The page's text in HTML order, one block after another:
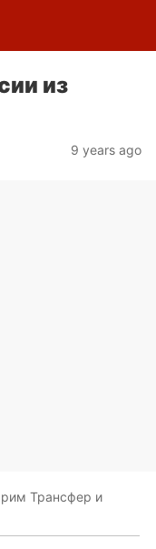
из
9 years ago
рим Трансфер и